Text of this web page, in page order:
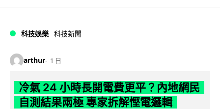
科技娛樂 科技新聞
arthur 1 日
冷氣 24 小時長開電費更平？內地網民
自測結果兩極 專家拆解慳電邏輯